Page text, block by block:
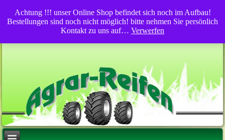
Achtung !!! unser Online Shop befindet sich noch im Aufbau!
Bestellungen sind noch nicht möglich! bitte nehmen Sie persönlich
Kontakt zu uns auf… Verwerfen